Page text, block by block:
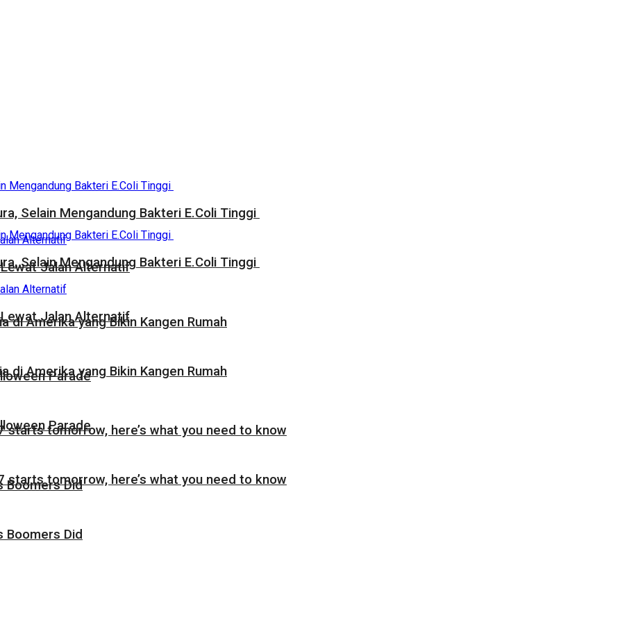
Selain Mengandung Bakteri E.Coli Tinggi
Lewat Jalan Alternatif
di Amerika yang Bikin Kangen Rumah
Parade
tomorrow, here’s what you need to know
Boomers Did
Selain Mengandung Bakteri E.Coli Tinggi
Lewat Jalan Alternatif
di Amerika yang Bikin Kangen Rumah
Parade
tomorrow, here’s what you need to know
Boomers Did